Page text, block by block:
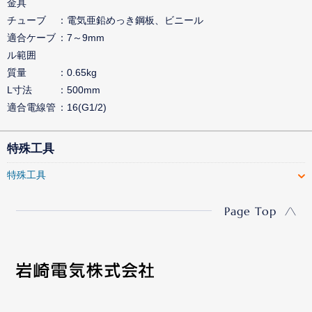
金具
チューブ
電気亜鉛めっき鋼板、ビニール
適合ケーブ
ル範囲
7～9mm
質量
0.65kg
L寸法
500mm
適合電線管
16(G1/2)
特殊工具
特殊工具
Page Top